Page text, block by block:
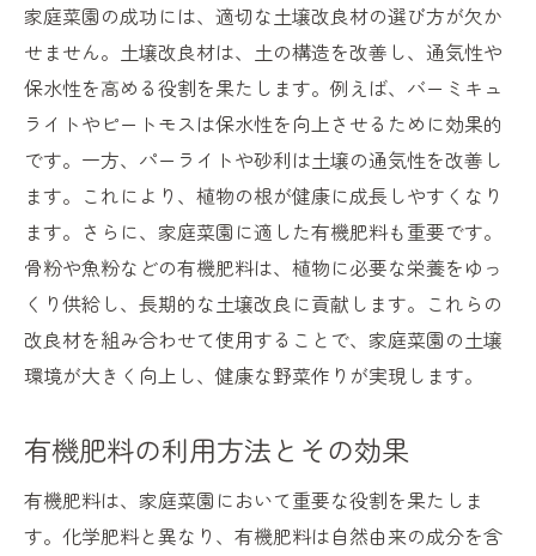
家庭菜園の成功には、適切な土壌改良材の選び方が欠か
せません。土壌改良材は、土の構造を改善し、通気性や
保水性を高める役割を果たします。例えば、バーミキュ
ライトやピートモスは保水性を向上させるために効果的
です。一方、パーライトや砂利は土壌の通気性を改善し
ます。これにより、植物の根が健康に成長しやすくなり
ます。さらに、家庭菜園に適した有機肥料も重要です。
骨粉や魚粉などの有機肥料は、植物に必要な栄養をゆっ
くり供給し、長期的な土壌改良に貢献します。これらの
改良材を組み合わせて使用することで、家庭菜園の土壌
環境が大きく向上し、健康な野菜作りが実現します。
有機肥料の利用方法とその効果
有機肥料は、家庭菜園において重要な役割を果たしま
す。化学肥料と異なり、有機肥料は自然由来の成分を含